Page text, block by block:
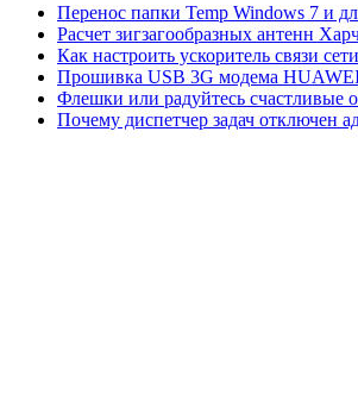
Перенос папки Temp Windows 7 и
Расчет зигзагообразных антенн
Как настроить ускоритель связи
Прошивка USB 3G модема HUAWEI
Флешки или радуйтесь счастливые
Почему диспетчер задач отключен